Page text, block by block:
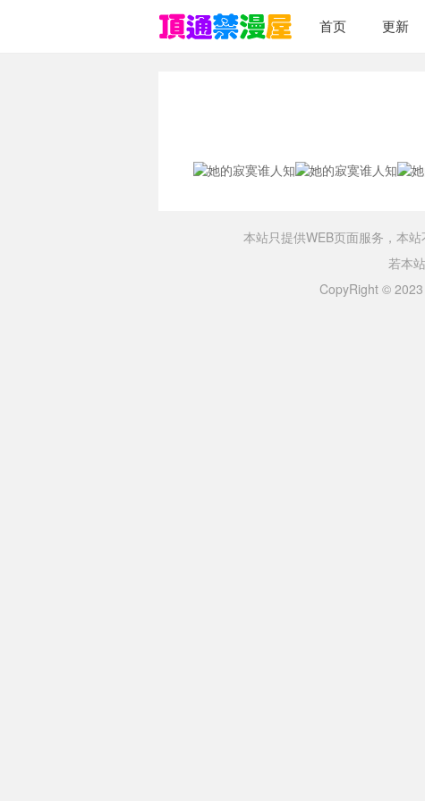
首页 更新
本站只提供WEB页面服务，本
若本
CopyRight ©